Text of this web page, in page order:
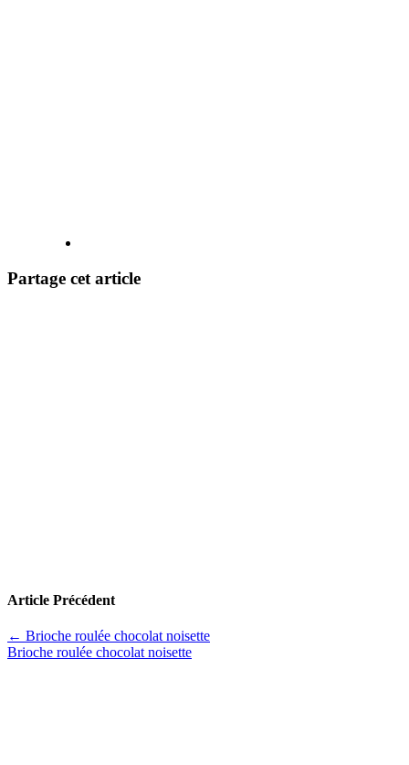
Partage cet article
Article Précédent
← Brioche roulée chocolat noisette
Brioche roulée chocolat noisette